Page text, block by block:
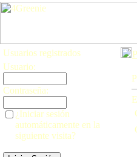
Usuarios registrados
Usuario:
Contraseña:
¿Iniciar sesión
automáticamente en la
siguiente visita?